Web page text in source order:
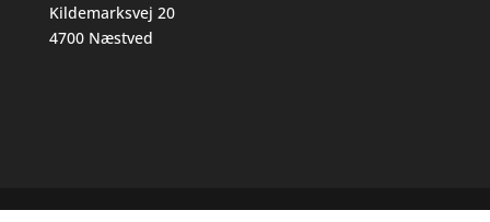
Kildemarksvej 20
4700 Næstved